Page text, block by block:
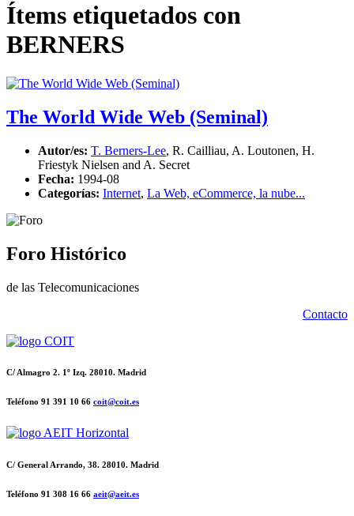
Ítems etiquetados con
BERNERS
The World Wide Web (Seminal)
Autor/es: T. Berners-Lee, R. Cailliau, A. Loutonen, H.
Friestyk Nielsen and A. Secret
Fecha: 1994-08
Categorías: Internet, La Web, eCommerce, la nube...
Foro Histórico
de las Telecomunicaciones
Contacto
C/ Almagro 2. 1º Izq. 28010. Madrid
Teléfono 91 391 10 66 coit@coit.es
C/ General Arrando, 38. 28010. Madrid
Teléfono 91 308 16 66 aeit@aeit.es